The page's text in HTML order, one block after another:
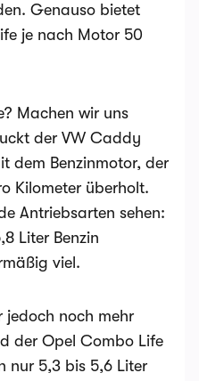
Genauso bietet
je nach Motor 50
Machen wir uns
der VW Caddy
dem Benzinmotor, der
Kilometer überholt.
Antriebsarten sehen:
Liter Benzin
viel.
jedoch noch mehr
der Opel Combo Life
nur 5,3 bis 5,6 Liter